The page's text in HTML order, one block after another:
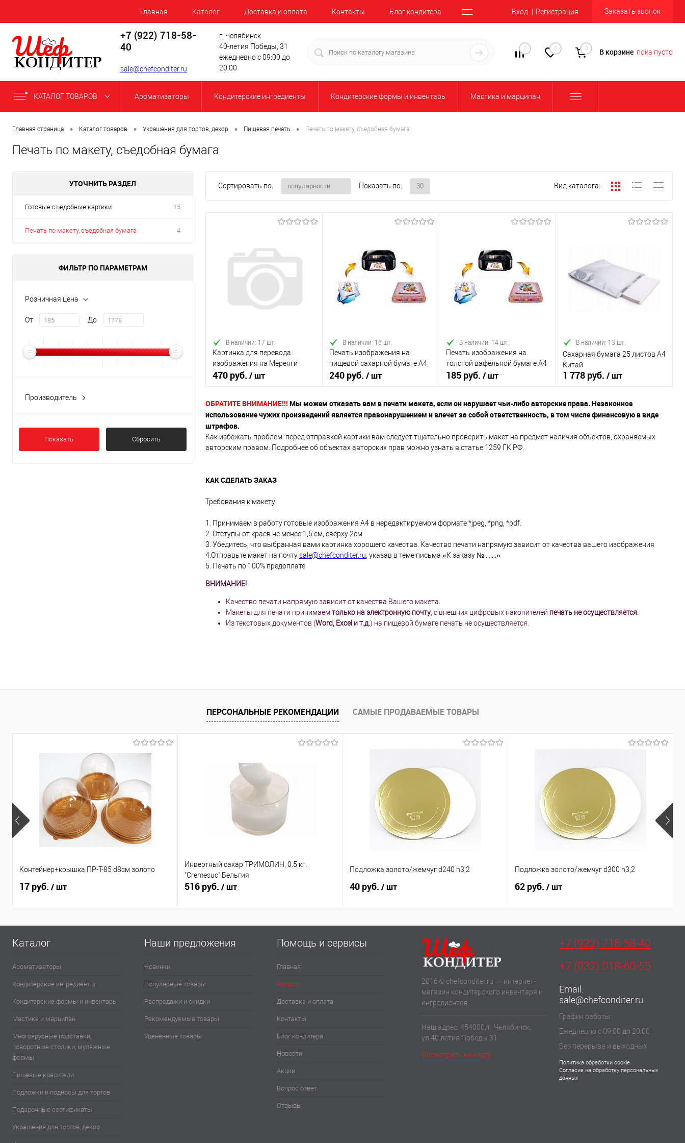
Главная Каталог Доставка и оплата Контакты Блог кондитера Вход Регистрация Заказать звонок
+7 (922) 718-58-
40
sale@chefconditer.ru
г. Челябинск
40-летия Победы, 31
ежедневно с 09:00 до
20:00
0 0 0 В корзине пока пусто
КАТАЛОГ ТОВАРОВ Ароматизаторы Кондитерские ингредиенты Кондитерские формы и инвентарь Мастика и марципан
Главная страница • Каталог товаров • Украшения для тортов, декор • Пищевая печать • Печать по макету, съедобная бумага
Печать по макету, съедобная бумага
УТОЧНИТЬ РАЗДЕЛ
Готовые съедобные картики 15
Печать по макету, съедобная бумага 4
ФИЛЬТР ПО ПАРАМЕТРАМ
Розничная цена
От До
Производитель
Показать Сбросить
Сортировать по: Показать по: Вид каталога:
В наличии: 17 шт.
Картинка для перевода
изображения на Меренги
(Безе) А4
470 руб. / шт
Купить в 1
Сравнение
В избранное
В наличии: 16 шт.
Печать изображения на
пищевой сахарной бумаге А4
(ваш макет)
240 руб. / шт
Купить в 1
Сравнение
В наличии: 14 шт.
Печать изображения на
толстой вафельной бумаге А4
(ваш макет)
185 руб. / шт
Купить в 1
Сравнение
В наличии: 13 шт.
Сахарная бумага 25 листов А4
Китай
1 778 руб. / шт
ОБРАТИТЕ ВНИМАНИЕ!!! Мы можем отказать вам в печати макета, если он нарушает чьи-либо авторские права. Незаконное
использование чужих произведений является правонарушением и влечет за собой ответственность, в том числе финансовую в виде
штрафов.
Как избежать проблем: перед отправкой картики вам следует тщательно проверить макет на предмет наличия объектов, охраняемых
авторским правом. Подробнее об объектах авторских прав можно узнать в статье 1259 ГК РФ.
КАК СДЕЛАТЬ ЗАКАЗ
Требования к макету:
1. Принимаем в работу готовые изображения А4 в нередактируемом формате *jpeg, *png, *pdf.
2. Отступы от краев не менее 1,5 см, сверху 2см
3. Убедитесь, что выбранная вами картинка хорошего качества. Качество печати напрямую зависит от качества вашего изображения
4.Отправьте макет на почтуsale@chefconditer.ru, указав в теме письма «К заказу № .......»
5. Печать по 100% предоплате
ВНИМАНИЕ!
Качество печати напрямую зависит от качества Вашего макета.
Макеты для печати принимаемтолько на электронную почту, с внешних цифровых накопителей печать не осуществляется.
Из текстовых документов (Word, Excel и т.д.) на пищевой бумаге печать не осуществляется.
ПЕРСОНАЛЬНЫЕ РЕКОМЕНДАЦИИ САМЫЕ ПРОДАВАЕМЫЕ ТОВАРЫ
Контейнер+крышка ПР-Т-85 d8см золото
17 руб. / шт
Инвертный сахар ТРИМОЛИН, 0.5 кг.
"Cremesuc" Бельгия
516 руб. / шт
Подложка золото/жемчуг d240 h3,2
40 руб. / шт
Подложка золото/жемчуг d300 h3,2
62 руб. / шт
Каталог
Ароматизаторы
Кондитерские ингредиенты
Кондитерские формы и инвентарь
Мастика и марципан
Многоярусные подставки,
поворотные столики, муляжные
формы
Пищевые красители
Подложки и подносы для тортов
Подарочные сертификаты
Украшения для тортов, декор
Наши предложения
Новинки
Популярные товары
Распродажи и скидки
Рекомендуемые товары
Уцененные товары
Помощь и сервисы
Главная
Каталог
Доставка и оплата
Контакты
Блог кондитера
Новости
Акции
Вопрос ответ
Отзывы
2016 © chefconditer.ru — интернет-
магазин кондитерского инвентаря и
ингредиентов.
Наш адрес: 454000, г. Челябинск,
ул.40 летия Победы 31.
Посмотреть на карте
+7 (922) 718-58-40
+7 (932) 018-60-55
Email:
sale@chefconditer.ru
График работы:
Ежедневно с 09:00 до 20:00
Без перерыва и выходных
Политика обработки cookie
Согласие на обработку персональных
данных